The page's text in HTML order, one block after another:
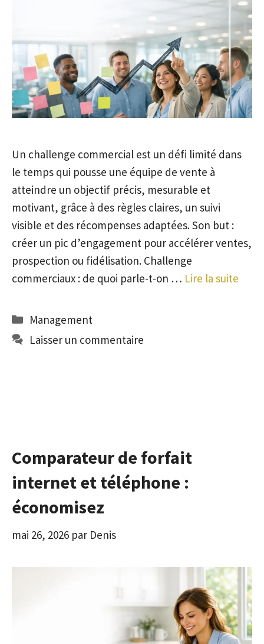
Un challenge commercial est un défi limité dans
le temps qui pousse une équipe de vente à
atteindre un objectif précis, mesurable et
motivant, grâce à des règles claires, un suivi
visible et des récompenses adaptées. Son but :
créer un pic d’engagement pour accélérer ventes,
prospection ou fidélisation. Challenge
commerciaux : de quoi parle-t-on … Lire la suite
Catégories
Management
Laisser un commentaire
Comparateur de forfait
internet et téléphone :
économisez
mai 26, 2026 par Denis